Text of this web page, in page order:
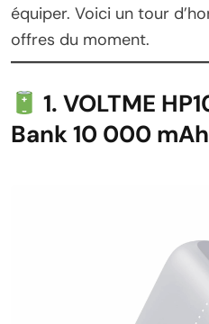
équiper. Voici un tour
offres du moment.
1. VOLTME
Bank 10 000 mAh